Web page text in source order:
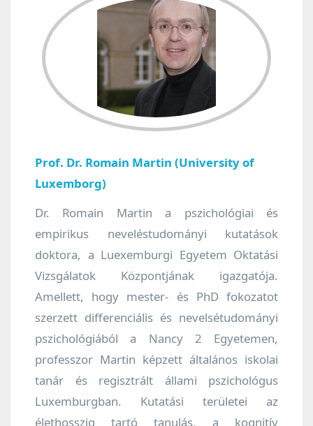
Prof. Dr. Romain Martin (University of
Luxemborg)
Dr. Romain Martin a pszichológiai és
empirikus neveléstudományi kutatások
doktora, a Luexemburgi Egyetem Oktatási
Vizsgálatok Központjának igazgatója.
Amellett, hogy mester- és PhD fokozatot
szerzett differenciális és nevelsétudományi
pszichológiából a Nancy 2 Egyetemen,
professzor Martin képzett általános iskolai
tanár és regisztrált állami pszichológus
Luxemburgban. Kutatási területei az
élethosszig tartó tanulás, a kognitív